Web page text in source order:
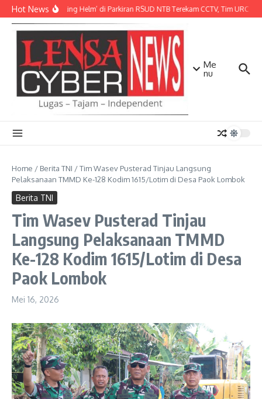
Lewati ke konten
Hot NewsAksi ‘Maling Helm’ di Parkiran RSUD NTB Terekam CCTV, Tim URC
Me
nu
Home / Berita TNI /Tim Wasev Pusterad Tinjau Langsung
Pelaksanaan TMMD Ke-128 Kodim 1615/Lotim di Desa Paok Lombok
Berita TNI
Tim Wasev Pusterad Tinjau
Langsung Pelaksanaan TMMD
Ke-128 Kodim 1615/Lotim di Desa
Paok Lombok
Mei 16, 2026